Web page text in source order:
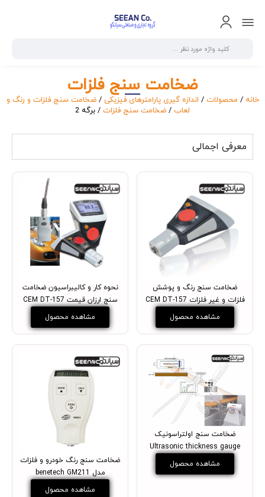
ضخامت سنج فلزات
خانه / محصولات / اندازه گیری پارامترهای فیزیکی /ضخامت سنج فلزات و رنگ و
لعاب / ضخامت سنج فلزات / برگه 2
معرفی اجمالی
ضخامت سنج رنگ و پوشش
فلزات و غیر فلزات CEM DT-157
مشاهده محصول
نحوه کار و کالیبراسیون ضخامت
سنج ارزان قیمت CEM DT-157
مشاهده محصول
ضخامت سنج اولتراسونیک
Ultrasonic thickness gauge
مشاهده محصول
ضخامت سنج رنگ خودرو و فلزات
مدل benetech GM211
مشاهده محصول